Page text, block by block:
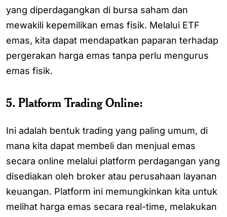
yang diperdagangkan di bursa saham dan
mewakili kepemilikan emas fisik. Melalui ETF
emas, kita dapat mendapatkan paparan terhadap
pergerakan harga emas tanpa perlu mengurus
emas fisik.
5. Platform Trading Online:
Ini adalah bentuk trading yang paling umum, di
mana kita dapat membeli dan menjual emas
secara online melalui platform perdagangan yang
disediakan oleh broker atau perusahaan layanan
keuangan. Platform ini memungkinkan kita untuk
melihat harga emas secara real-time, melakukan